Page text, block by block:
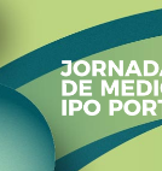
content